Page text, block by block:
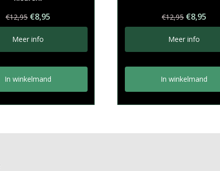
€12,95 Oorspronkelijke
prijs
was:
€12,95.
€8,95Huidige
prijs
€8,95.
Meer info
In winkelmand
€12,95
prijs
was:
€12,95.
€8,95
Meer info
In winkelmand